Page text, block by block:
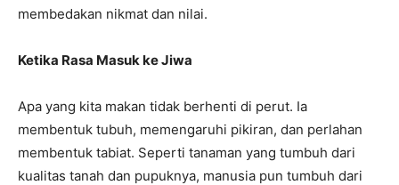
membedakan nikmat dan nilai.
Ketika Rasa Masuk ke Jiwa
Apa yang kita makan tidak berhenti di perut. Ia
membentuk tubuh, memengaruhi pikiran, dan perlahan
membentuk tabiat. Seperti tanaman yang tumbuh dari
kualitas tanah dan pupuknya, manusia pun tumbuh dari